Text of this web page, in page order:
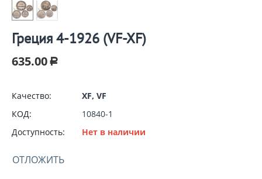
Греция 4-1926 (VF-XF)
635.00 Р
Качество:
XF, VF
КОД:
10840-1
Доступность:
Нет в наличии
ОТЛОЖИТЬ